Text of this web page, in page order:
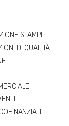
STAMPI
DI QUALITÀ